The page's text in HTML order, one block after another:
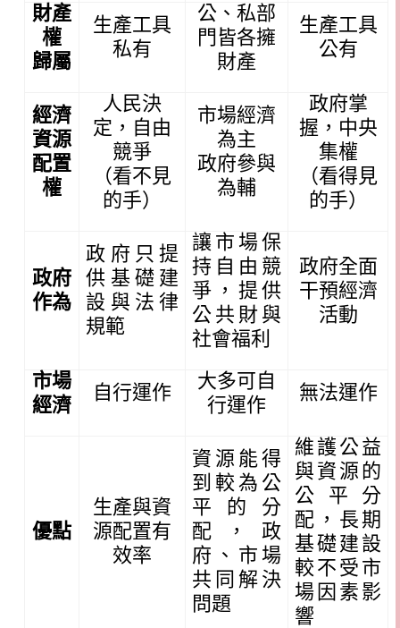
財產
權
歸屬
生產工具
私有
公、私部
門皆各擁
財產
生產工具
公有
經濟
資源
配置
權
人民決
定，自由
競爭
（看不見
的手）
市場經濟
為主
政府參與
為輔
政府掌
握，中央
集權
（看得見
的手）
政府
作為
政府只提
供基礎建
設與法律
規範
讓市場保
持自由競
爭，提供
公共財與
社會福利
政府全面
干預經濟
活動
市場
經濟
自行運作
大多可自
行運作
無法運作
優點
生產與資
源配置有
效率
資源能得
到較為公
平的分
配，政
府、市場
共同解決
問題
維護公益
與資源的
公平分
配，長期
基礎建設
較不受市
場因素影
響